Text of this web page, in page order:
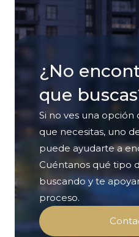
¿No
que
Si no ves una opción
que necesitas, uno
puede ayudarte a
Cuéntanos qué tipo
buscando y te
proceso.